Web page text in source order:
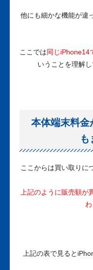
他にも細かな機能が違
ここでは同じiPhone14
いうことを理解
本体端末料金
も
ここからは買い取りに
上記のように販売額
上記の表で見ると